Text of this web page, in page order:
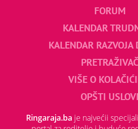
FORUM
KALENDAR
KALENDAR RAZVOJA
PRETRAŽIVAČ
VIŠE O
OPŠTI USLOVI
Ringaraja.ba je najvećii